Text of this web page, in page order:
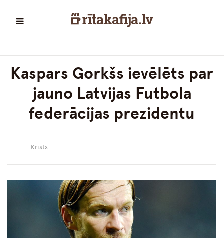
Kaspars Gorkšs ievēlēts par
jauno Latvijas Futbola
federācijas prezidentu
Krists